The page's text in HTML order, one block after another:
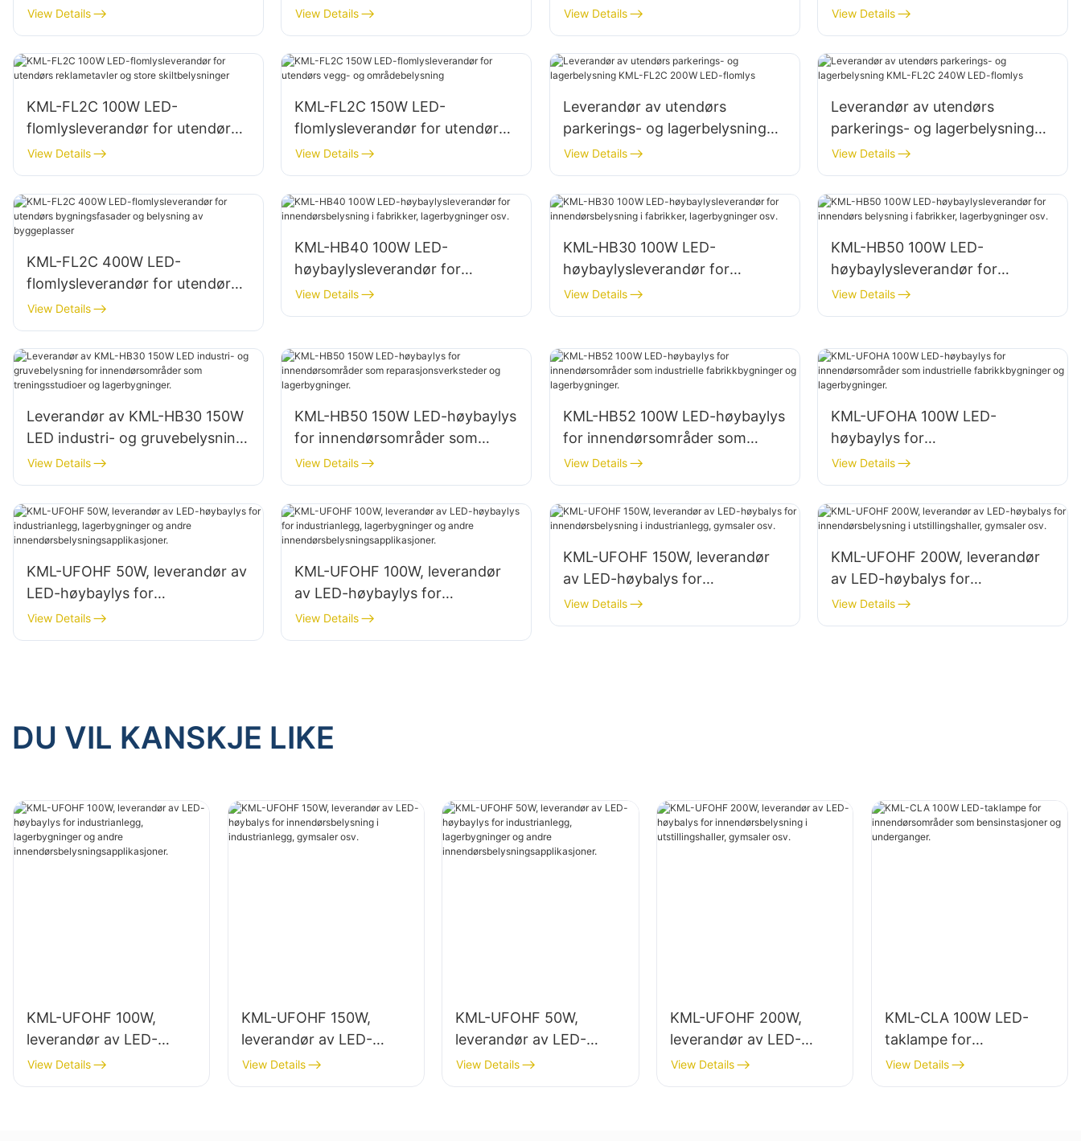
bygningsfasader og belysning
av byggeplasser
View Details
av parkeringsplasser og
lagerområder
View Details
katastrofebelysning på steder
View Details
reklametavler og store
skiltbelysninger
View Details
KML-FL2C 100W LED-
flomlysleverandør for utendørs
reklametavler og store
skiltbelysninger
View Details
KML-FL2C 150W LED-
flomlysleverandør for utendørs
vegg- og områdebelysning
View Details
Leverandør av utendørs
parkerings- og lagerbelysning
KML-FL2C 200W LED-flomlys
View Details
Leverandør av utendørs
parkerings- og lagerbelysning
KML-FL2C 240W LED-flomlys
View Details
KML-FL2C 400W LED-
flomlysleverandør for utendørs
bygningsfasader og belysning
av byggeplasser
View Details
KML-HB40 100W LED-
høybaylysleverandør for
innendørsbelysning i fabrikker,
lagerbygninger osv.
View Details
KML-HB30 100W LED-
høybaylysleverandør for
innendørsbelysning i fabrikker,
lagerbygninger osv.
View Details
KML-HB50 100W LED-
høybaylysleverandør for
innendørs belysning i fabrikker,
lagerbygninger osv.
View Details
Leverandør av KML-HB30 150W
LED industri- og gruvebelysning
for innendørsområder som
treningsstudioer og
lagerbygninger.
View Details
KML-HB50 150W LED-høybaylys
for innendørsområder som
reparasjonsverksteder og
lagerbygninger.
View Details
KML-HB52 100W LED-høybaylys
for innendørsområder som
industrielle fabrikkbygninger og
lagerbygninger.
View Details
KML-UFOHA 100W LED-
høybaylys for
innendørsområder som
industrielle fabrikkbygninger og
lagerbygninger.
View Details
KML-UFOHF 50W, leverandør av
LED-høybaylys for
industrianlegg, lagerbygninger
og andre
View Details
KML-UFOHF 100W, leverandør
av LED-høybaylys for
industrianlegg, lagerbygninger
og andre
View Details
KML-UFOHF 150W, leverandør
av LED-høybalys for
innendørsbelysning i
industrianlegg, gymsaler osv.
View Details
KML-UFOHF 200W, leverandør
av LED-høybalys for
innendørsbelysning i
utstillingshaller, gymsaler osv.
View Details
DU VIL KANSKJE LIKE
KML-UFOHF 100W,
leverandør av LED-
høybaylys for
industrianlegg,
View Details
KML-UFOHF 150W,
leverandør av LED-
høybalys for
innendørsbelysning i
View Details
KML-UFOHF 50W,
leverandør av LED-
høybaylys for
industrianlegg,
View Details
KML-UFOHF 200W,
leverandør av LED-
høybalys for
innendørsbelysning i
View Details
KML-CLA 100W LED-
taklampe for
innendørsområder som
bensinstasjoner og
View Details